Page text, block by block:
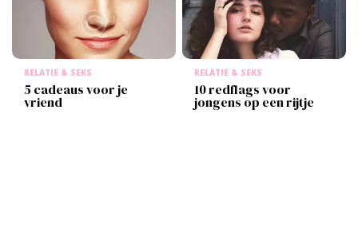
RELATIE & SEKS
5 cadeaus voor je
vriend
RELATIE & SEKS
10 redflags voor
jongens op een rijtje